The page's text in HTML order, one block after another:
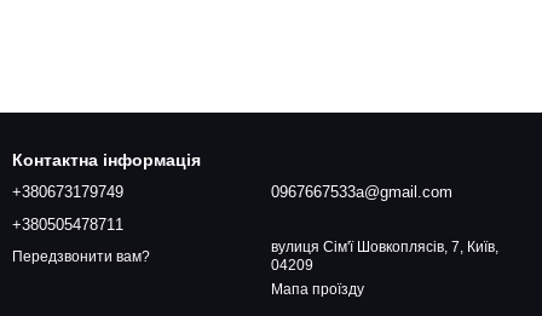
Контактна інформація
+380673179749
+380505478711
Передзвонити вам?
0967667533a@gmail.com
вулиця Сім'ї Шовкоплясів, 7, Київ,
04209
Мапа проїзду